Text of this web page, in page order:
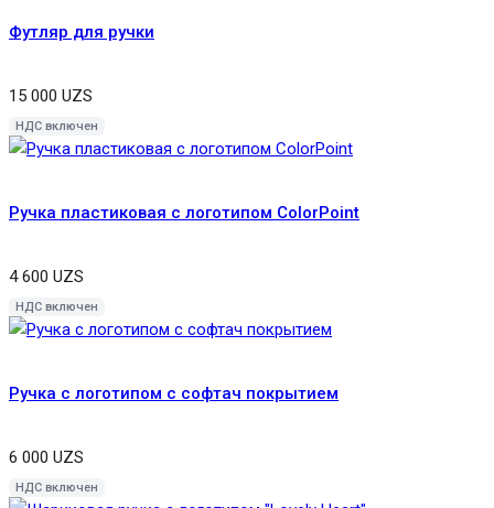
Футляр для ручки
15 000 UZS
НДС включен
Ручка пластиковая с логотипом ColorPoint
4 600 UZS
НДС включен
Ручка с логотипом с софтач покрытием
6 000 UZS
НДС включен